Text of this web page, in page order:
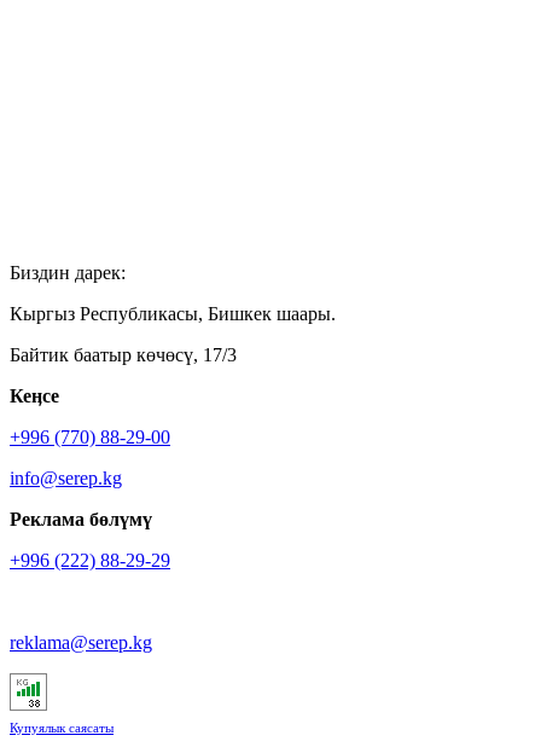
Биздин дарек:
Кыргыз Республикасы, Бишкек шаары.
Байтик баатыр көчөсү, 17/3
Кеӊсе
+996 (770) 88-29-00
info@serep.kg
Реклама бөлүмү
+996 (222) 88-29-29
reklama@serep.kg
Купуялык саясаты